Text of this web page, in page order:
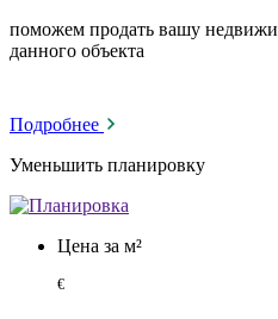
поможем продать вашу
данного объекта
Подробнее
Уменьшить планировку
Цена за м²
€